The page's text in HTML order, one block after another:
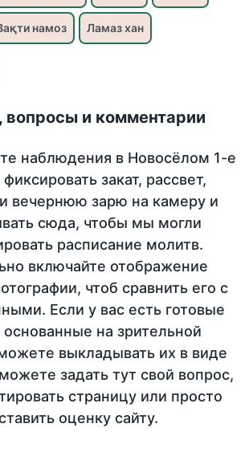
намоз Ламаз хан
и комментарии
наблюдения в Новосёлом 1-е
закат, рассвет,
вечернюю зарю на камеру и
сюда, чтобы мы могли
расписание молитв.
включайте отображение
чтоб сравнить его с
Если у вас есть готовые
основанные на зрительной
выкладывать их в виде
задать тут свой вопрос,
страницу или просто
оценку сайту.